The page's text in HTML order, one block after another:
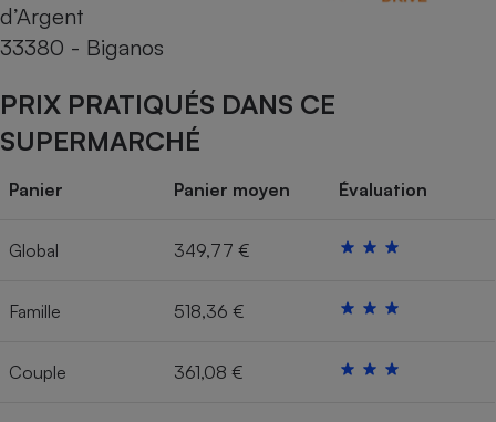
d’Argent
33380 - Biganos
PRIX PRATIQUÉS DANS CE
SUPERMARCHÉ
Panier Panier moyen Évaluation
Global 349,77 €
Famille 518,36 €
Couple 361,08 €